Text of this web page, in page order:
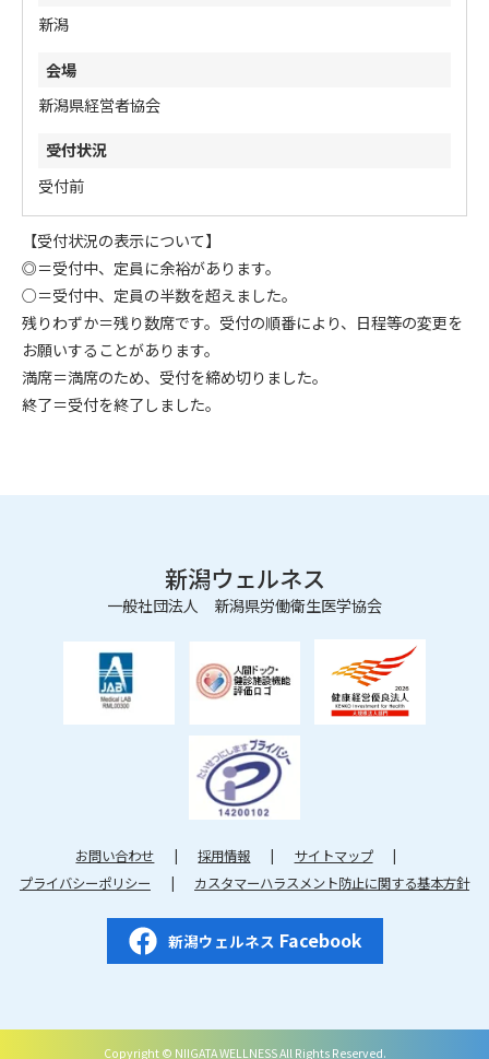
新潟
新潟県経営者協会
受付前
【受付状況の表示について】
◎＝受付中、定員に余裕があります。
○＝受付中、定員の半数を超えました。
残りわずか＝残り数席です。受付の順番により、日程等の変更を
お願いすることがあります。
満席＝満席のため、受付を締め切りました。
終了＝受付を終了しました。
新潟ウェルネス
一般社団法人 新潟県労働衛生医学協会
お問い合わせ 採用情報
サイトマップ
プライバシーポリシー
カスタマーハラスメント防止に関する基本方針
新潟ウェルネス Facebook
Copyright © NIIGATA WELLNESS All Rights Reserved.